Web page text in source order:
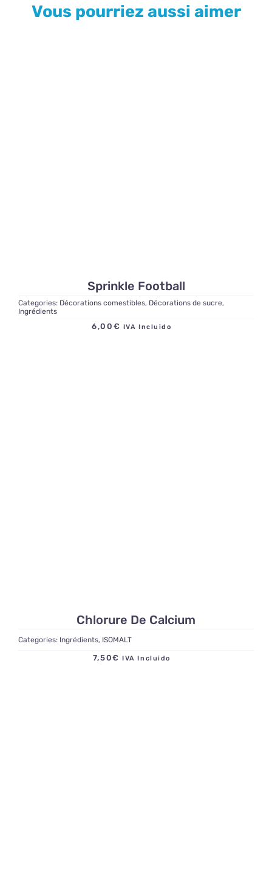
Vous pourriez aussi aimer
Sprinkle Football
Categories: Décorations comestibles, Décorations de sucre,
Ingrédients
6,00 € IVA Incluido
Chlorure De Calcium
Categories: Ingrédients, ISOMALT
7,50€ IVA Incluido